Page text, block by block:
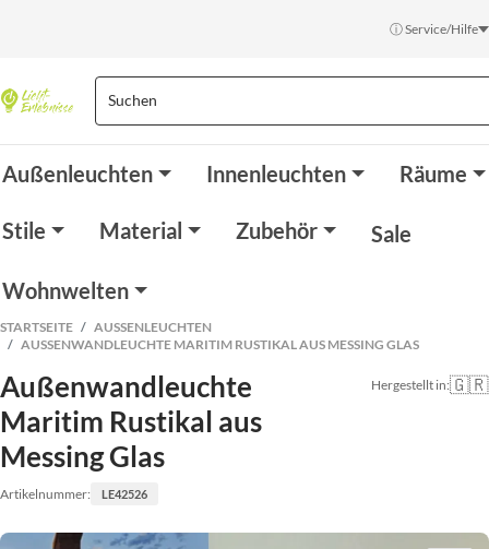
ⓘ Service/Hilfe
Außenleuchten Innenleuchten Räume
Stile Material Zubehör Sale
Wohnwelten
STARTSEITE
AUSSENLEUCHTEN
AUSSENWANDLEUCHTE MARITIM RUSTIKAL AUS MESSING GLAS
Außenwandleuchte
Maritim Rustikal aus
Messing Glas
Artikelnummer: LE42526
Hergestellt in:🇬🇷